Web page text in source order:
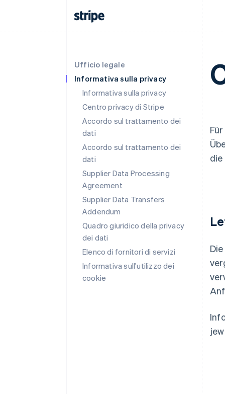
Ufficio legale
Informativa sulla privacy
Informativa sulla privacy
Centro privacy di Stripe
Accordo sul trattamento dei
dati
Accordo sul trattamento dei
dati
Supplier Data Processing
Agreement
Supplier Data Transfers
Addendum
Quadro giuridico della privacy
dei dati
Elenco di fornitori di servizi
Informativa sull'utilizzo dei
cookie
die